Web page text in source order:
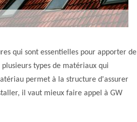
qui sont essentielles pour apporter de
types de matériaux qui
permet à la structure d'assurer
il vaut mieux faire appel à GW